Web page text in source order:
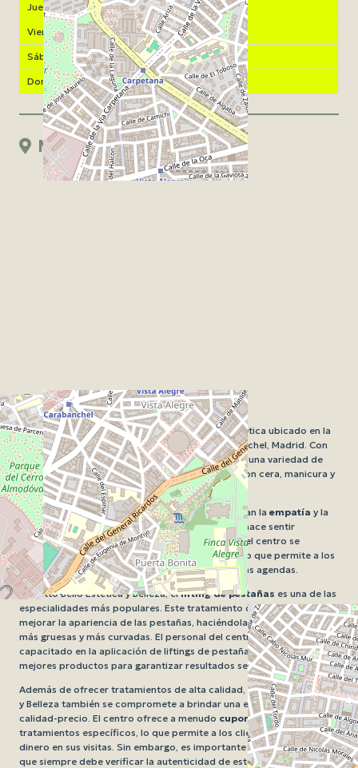
Jueves Abierto
Viernes Abierto
Sábado Abierto
Domingo Abierto
Mapa
Sobre Tutto Bello
Tutto Bello Estetica y Belleza es un centro de estética ubicado en la
Calle del Gral. Ricardos, 218, LOCAL 7, en Carabanchel, Madrid. Con
una puntuación de 3,7 sobre 5, este salón ofrece una variedad de
tratamientos estéticos que incluyen depilación con cera, manicura y
pedicura.
Los clientes de Tutto Bello Estetica y Belleza alaban la empatía y la
capacidad de escuchadel personal, lo que les hace sentir
cómodos y seguros durante sus visitas. Además, el centro se
enorgullece de ofrecercitasrápidas y flexibles, lo que permite a los
clientes encajar sus tratamientos en sus apretadas agendas.
En Tutto Bello Estetica y Belleza, ellifting de pestañas es una de las
especialidades más populares. Este tratamiento de belleza puede
mejorar la apariencia de las pestañas, haciéndolas lucir más largas,
más gruesas y más curvadas. El personal del centro está altamente
capacitado en la aplicación de liftings de pestañas y utiliza solo los
mejores productos para garantizar resultados seguros y efectivos.
Además de ofrecer tratamientos de alta calidad, Tutto Bello Estetica
y Belleza también se compromete a brindar una excelente relación
calidad-precio. El centro ofrece a menudo cuponesybonospara
tratamientos específicos, lo que permite a los clientes ahorrar
dinero en sus visitas. Sin embargo, es importante tener en cuenta
que siempre debe verificar la autenticidad de estos cupones y